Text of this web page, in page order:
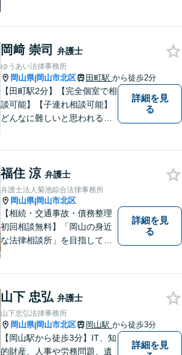
岡﨑 崇司 弁護士
ゆうあい法律事務所
岡山県|岡山市北区 田町駅 から徒歩2分
【田町駅2分】【完全個室で相
談可能】【子連れ相談可能】
どんなに難しいと思われる案
ている皆さまの現状を良い方
向に変化させることができる
ように全力を尽くします。
詳細を見
る
福住 涼 弁護士
弁護士法人菊池綜合法律事務所
岡山県|岡山市北区
【相続・交通事故・債務整理
初回相談無料】「岡山の身近
な法律相談所」を目指してい
んなささいなことでも構いま
せん。お気軽にご相談くださ
い。【土曜日も受付可能】
【専用駐車場あり】
詳細を見
る
山下 忠弘 弁護士
山下忠弘法律事務所
岡山県|岡山市北区 岡山駅 から徒歩3分
【岡山駅から徒歩3分】IT、知
的財産、人事や労務問題、遺
詳細を見